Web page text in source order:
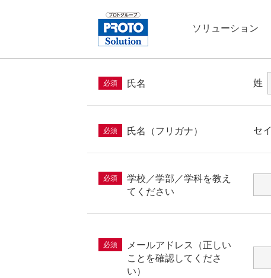
ソリューション
必須 氏名 姓
必須 氏名（フリガナ） セイ
必須
学校／学部／学科を教え
てください
必須
メールアドレス（正しい
ことを確認してくださ
い）